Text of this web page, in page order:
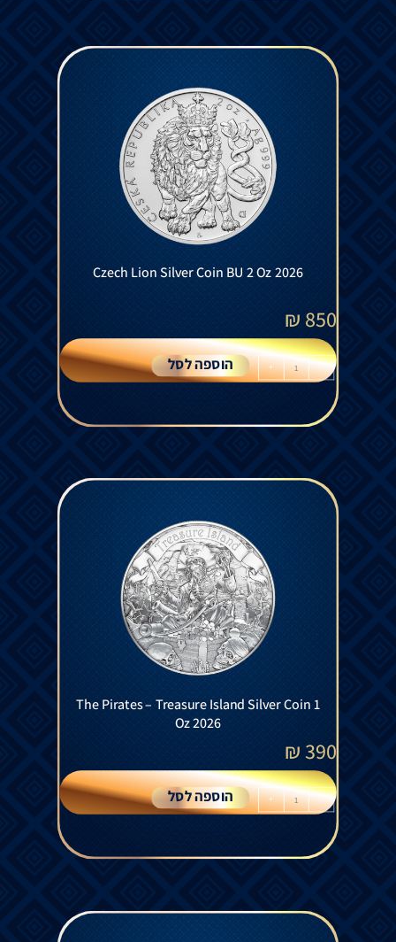
Czech Lion Silver Coin BU 2 Oz 2026
850
₪
-
+ הוספה לסל
The Pirates – Treasure Island Silver Coin 1
Oz 2026
390
₪
-
+ הוספה לסל